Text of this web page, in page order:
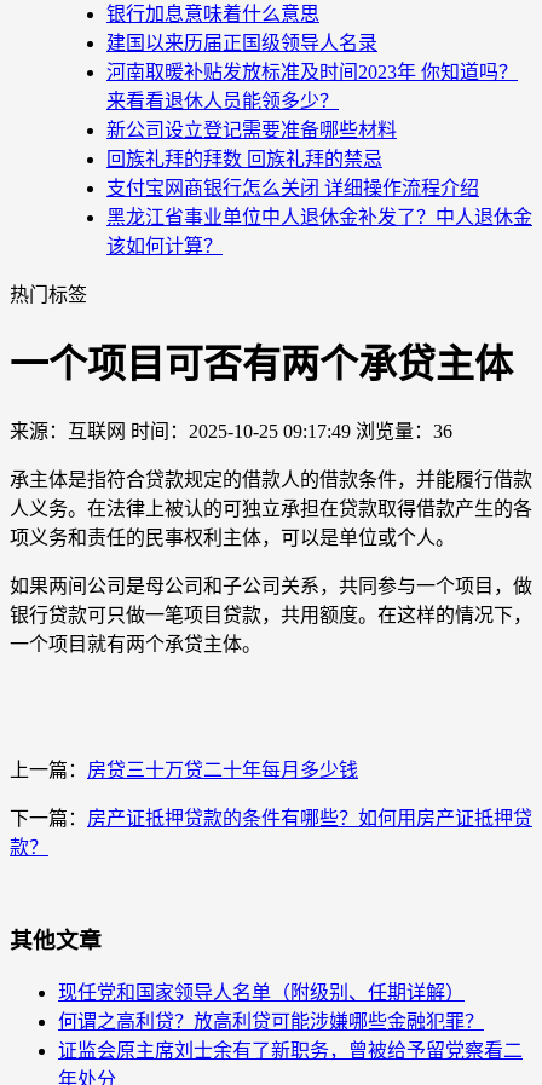
银行加息意味着什么意思
建国以来历届正国级领导人名录
河南取暖补贴发放标准及时间2023年 你知道吗？
来看看退休人员能领多少？
新公司设立登记需要准备哪些材料
回族礼拜的拜数 回族礼拜的禁忌
支付宝网商银行怎么关闭 详细操作流程介绍
黑龙江省事业单位中人退休金补发了？中人退休金
该如何计算？
热门标签
一个项目可否有两个承贷主体
来源：互联网 时间：2025-10-25 09:17:49 浏览量：36
承主体是指符合贷款规定的借款人的借款条件，并能履行借款
人义务。在法律上被认的可独立承担在贷款取得借款产生的各
项义务和责任的民事权利主体，可以是单位或个人。
如果两间公司是母公司和子公司关系，共同参与一个项目，做
银行贷款可只做一笔项目贷款，共用额度。在这样的情况下，
一个项目就有两个承贷主体。
上一篇： 房贷三十万贷二十年每月多少钱
下一篇： 房产证抵押贷款的条件有哪些？如何用房产证抵押贷
款？
其他文章
现任党和国家领导人名单（附级别、任期详解）
何谓之高利贷？放高利贷可能涉嫌哪些金融犯罪？
证监会原主席刘士余有了新职务，曾被给予留党察看二
年处分